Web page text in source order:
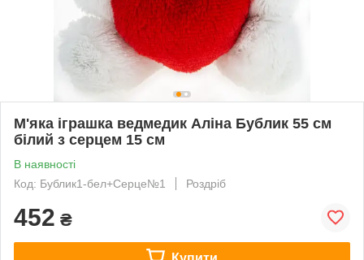
М'яка іграшка ведмедик Аліна Бублик 55 см
білий з серцем 15 см
В наявності
Код: Бублик1-бел+Серце№1
Роздріб
452 ₴